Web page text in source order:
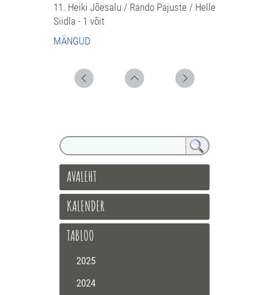
11. Heiki Jõesalu / Rando Pajuste / Helle
Siidla - 1 võit
MÄNGUD
AVALEHT
KALENDER
TABLOO
2025
2024